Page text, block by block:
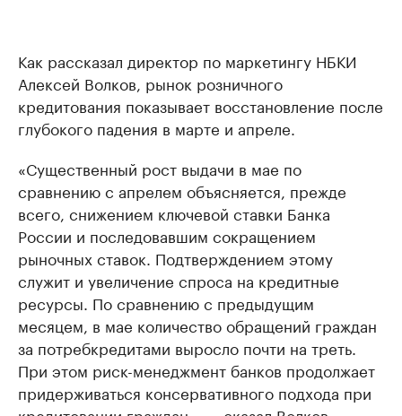
Как рассказал директор по маркетингу НБКИ
Алексей Волков, рынок розничного
кредитования показывает восстановление после
глубокого падения в марте и апреле.
«Существенный рост выдачи в мае по
сравнению с апрелем объясняется, прежде
всего, снижением ключевой ставки Банка
России и последовавшим сокращением
рыночных ставок. Подтверждением этому
служит и увеличение спроса на кредитные
ресурсы. По сравнению с предыдущим
месяцем, в мае количество обращений граждан
за потребкредитами выросло почти на треть.
При этом риск-менеджмент банков продолжает
придерживаться консервативного подхода при